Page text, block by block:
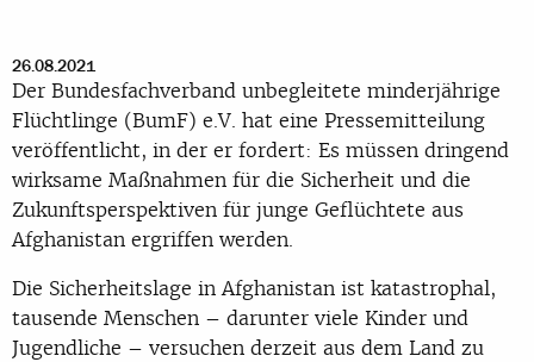
26.08.2021
Der Bundesfachverband unbegleitete minderjährige
Flüchtlinge (BumF) e.V. hat eine Pressemitteilung
veröffentlicht, in der er fordert: Es müssen dringend
wirksame Maßnahmen für die Sicherheit und die
Zukunftsperspektiven für junge Geflüchtete aus
Afghanistan ergriffen werden.
Die Sicherheitslage in Afghanistan ist katastrophal,
tausende Menschen – darunter viele Kinder und
Jugendliche – versuchen derzeit aus dem Land zu